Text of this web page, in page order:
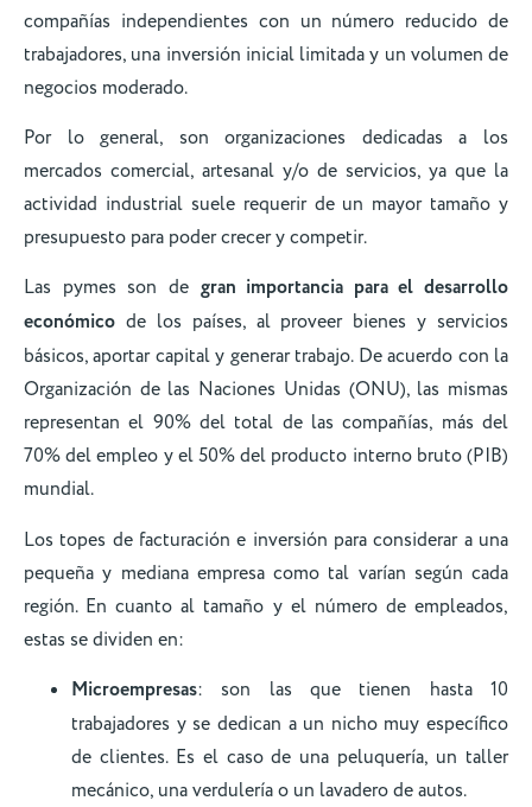
compañías independientes con un número reducido de
trabajadores, una inversión inicial limitada y un volumen de
negocios moderado.
Por lo general, son organizaciones dedicadas a los
mercados comercial, artesanal y/o de servicios, ya que la
actividad industrial suele requerir de un mayor tamaño y
presupuesto para poder crecer y competir.
Las pymes son de gran importancia para el desarrollo
económico de los países, al proveer bienes y servicios
básicos, aportar capital y generar trabajo. De acuerdo con la
Organización de las Naciones Unidas (ONU), las mismas
representan el 90% del total de las compañías, más del
70% del empleo y el 50% del producto interno bruto (PIB)
mundial.
Los topes de facturación e inversión para considerar a una
pequeña y mediana empresa como tal varían según cada
región. En cuanto al tamaño y el número de empleados,
estas se dividen en:
Microempresas: son las que tienen hasta 10
trabajadores y se dedican a un nicho muy específico
de clientes. Es el caso de una peluquería, un taller
mecánico, una verdulería o un lavadero de autos.